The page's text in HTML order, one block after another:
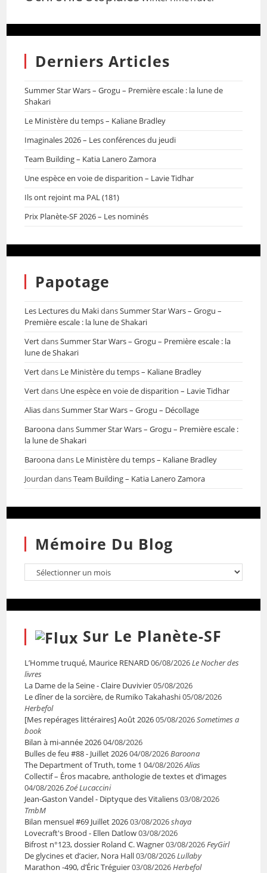
Derniers Articles
Summer Star Wars – Grogu – Première escale : la lune de
Shakari
Le Ministère du temps – Kaliane Bradley
Imaginales 2026 – Les conférences du jeudi
Team Building – Katia Lanero Zamora
Une espèce en voie de disparition – Lavie Tidhar
Ils ont rejoint ma PAL (181)
Prix Planète-SF 2026 – Les nominés
Papotage
Les Lectures du MakidansSummer Star Wars – Grogu –
Première escale : la lune de Shakari
VertdansSummer Star Wars – Grogu – Première escale : la
lune de Shakari
Vertdans Le Ministère du temps – Kaliane Bradley
Vertdans Une espèce en voie de disparition – Lavie Tidhar
AliasdansSummer Star Wars – Grogu – Décollage
BaroonadansSummer Star Wars – Grogu – Première escale :
la lune de Shakari
Baroonadans Le Ministère du temps – Kaliane Bradley
Jourdan dansTeam Building – Katia Lanero Zamora
Mémoire Du Blog
Sur Le Planète-SF
L’Homme truqué, Maurice RENARD06/08/2026Le Nocher des
livres
La Dame de la Seine - Claire Duvivier05/08/2026
Le dîner de la sorcière, de Rumiko Takahashi05/08/2026
Herbefol
[Mes repérages littéraires] Août 202605/08/2026Sometimes a
book
Bilan à mi-année 202604/08/2026
Bulles de feu #88 - Juillet 202604/08/2026Baroona
The Department of Truth, tome 1 04/08/2026Alias
Collectif – Éros macabre, anthologie de textes et d’images
04/08/2026Zoé Lucaccini
Jean-Gaston Vandel - Diptyque des Vitaliens03/08/2026
TmbM
Bilan mensuel #69 Juillet 202603/08/2026shaya
Lovecraft's Brood - Ellen Datlow03/08/2026
Bifrost n°123, dossier Roland C. Wagner03/08/2026FeyGirl
De glycines et d’acier, Nora Hall03/08/2026Lullaby
Marathon -490, d’Éric Tréguier03/08/2026Herbefol